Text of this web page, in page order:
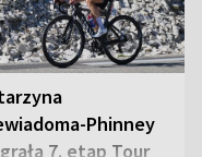
Phinney
7. etap Tour